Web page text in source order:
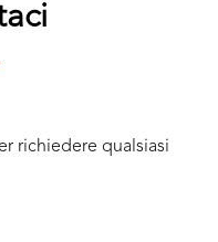
richiedere qualsiasi